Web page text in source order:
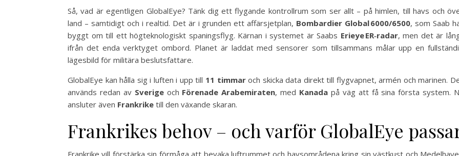
Så, vad är egentligen GlobalEye? Tänk dig ett flygande kontrollrum som ser allt – på himlen, till havs och
land – samtidigt och i realtid. Det är i grunden ett affärsjetplan, Bombardier Global 6000/6500, som Saab
byggt om till ett högteknologiskt spaningsflyg. Kärnan i systemet är Saabs Erieye ER‑radar, men det är
ifrån det enda verktyget ombord. Planet är laddat med sensorer som tillsammans målar upp en
lägesbild för militära beslutsfattare.
GlobalEye kan hålla sig i luften i upp till 11 timmaroch skicka data direkt till flygvapnet, armén och marinen.
används redan av Sverigeoch Förenade Arabemiraten, med Kanada på väg att få sina första system.
ansluter även Frankrike till den växande skaran.
Frankrikes behov – och varför GlobalEye
Frankrike vill förstärka sin förmåga att bevaka luftrummet och havsområdena kring sin västkust och